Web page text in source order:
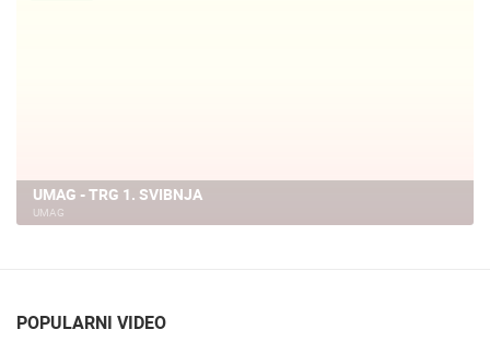
UMAG - TRG 1. SVIBNJA
UMAG
POPULARNI VIDEO